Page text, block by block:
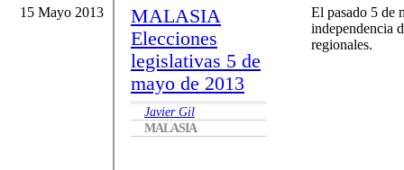
15 Mayo 2013
MALASIA
Elecciones
legislativas 5 de
mayo de 2013
Javier Gil
MALASIA
El pasado 5 de
independencia
regionales.